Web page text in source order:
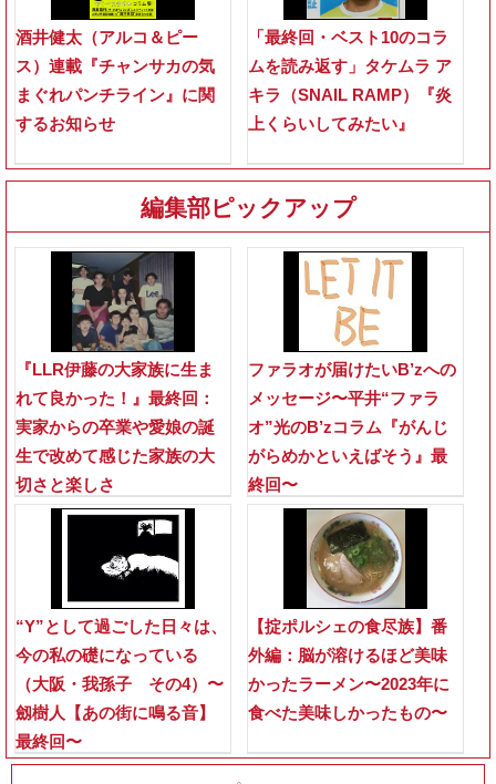
酒井健太（アルコ＆ピー
ス）連載『チャンサカの気
まぐれパンチライン』に関
するお知らせ
「最終回・ベスト10のコラ
ムを読み返す」タケムラ ア
キラ（SNAIL RAMP）『炎
上くらいしてみたい』
編集部ピックアップ
『LLR伊藤の大家族に生ま
れて良かった！』最終回：
実家からの卒業や愛娘の誕
生で改めて感じた家族の大
切さと楽しさ
ファラオが届けたいB’zへの
メッセージ〜平井“ファラ
オ”光のB’zコラム『がんじ
がらめかといえばそう』最
終回〜
“Y”として過ごした日々は、
今の私の礎になっている
（大阪・我孫子 その4）〜
劔樹人【あの街に鳴る音】
最終回〜
【掟ポルシェの食尽族】番
外編：脳が溶けるほど美味
かったラーメン〜2023年に
食べた美味しかったもの〜